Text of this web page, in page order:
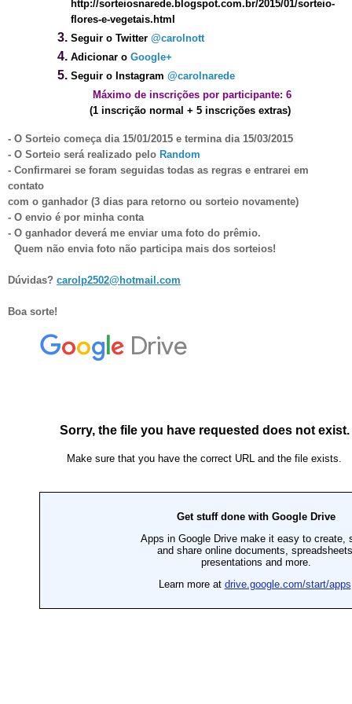
http://sorteiosnarede.blogspot.com.br/2015/01/sorteio-
flores-e-vegetais.html
Seguir o Twitter @carolnott
Adicionar o Google+
Seguir o Instagram @carolnarede
Máximo de inscrições por participante: 6
(1 inscrição normal + 5 inscrições extras)
- O Sorteio começa dia 15/01/2015 e termina dia 15/03/2015
- O Sorteio será realizado pelo Random
- Confirmarei se foram seguidas todas as regras e entrarei em
contato
com o ganhador (3 dias para retorno ou sorteio novamente)
- O envio é por minha conta
- O ganhador deverá me enviar uma foto do prêmio.
Quem não envia foto não participa mais dos sorteios!
Dúvidas? carolp2502@hotmail.com
Boa sorte!